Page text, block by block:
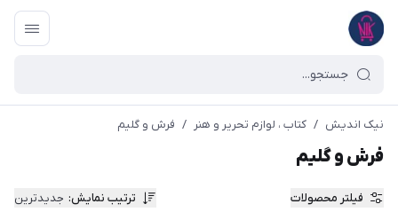
نیک اندیش / کتاب ، لوازم تحریر و هنر / فرش و گلیم
فرش و گلیم
فیلتر محصولات ترتیب نمایش: جدیدترین